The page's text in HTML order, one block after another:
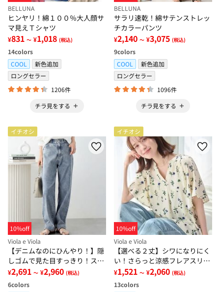
BELLUNA
ヒンヤリ！綿１００％大人顔サ
マ見えＴシャツ
¥831 ～ ¥1,018 (税込)
14colors
COOL
新色追加
ロングセラー
1206件
チラ見をする
BELLUNA
サラリ速乾！綿サテンストレッ
チカラーパンツ
¥2,140 ～ ¥3,075 (税込)
9colors
COOL
新色追加
ロングセラー
1096件
チラ見をする
イチオシ
10%off
Viola e Viola
【デニムなのにひんやり！】隠
しゴムで見た目すっきり！スト
レッチ楽ちんデニム
¥2,691 ～ ¥2,960 (税込)
6colors
イチオシ
10%off
Viola e Viola
【選べる２丈】シワになりにく
い！さらっと涼感フレアスリー
ブブラウス
¥1,521 ～ ¥2,060 (税込)
13colors